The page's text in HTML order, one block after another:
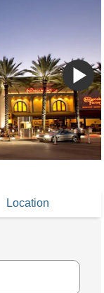
Location